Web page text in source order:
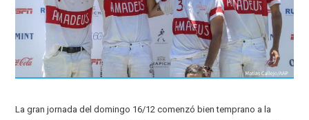
La gran jornada del domingo 16/12 comenzó bien temprano a la